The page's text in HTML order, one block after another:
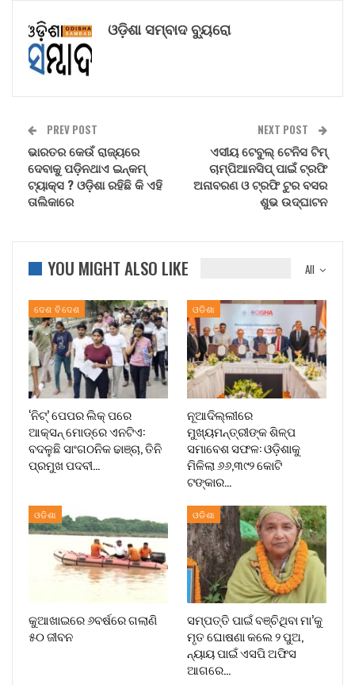
ଓଡ଼ିଶା ସମ୍ବାଦ ବ୍ୟୁରୋ
PREV POST
ଭାରତର କେଉଁ ରାଜ୍ୟରେ
ଦେବାକୁ ପଡ଼ିନଥାଏ ଇନ୍‌କମ୍
ଟ୍ୟାକ୍ସ ? ଓଡ଼ିଶା ରହିଛି କି ଏହି
ତାଲିକାରେ
NEXT POST
ଏସୀୟ ଟେବୁଲ୍ ଟେନିସ ଟିମ୍
ଚାମ୍ପିଆନସିପ୍ ପାଇଁ ଟ୍ରଫି
ଅନାବରଣ ଓ ଟ୍ରଫି ଟୁର ବସର
ଶୁଭ ଉଦ୍ଘାଟନ
All
YOU MIGHT ALSO LIKE
ଦେଶ ବିଦେଶ
‘ନିଟ୍’ ପେପର ଲିକ୍ ପରେ
ଆକ୍ସନ୍‌ ମୋଡ୍‌ରେ ଏନଟିଏ:
ବଦଳୁଛି ସାଂଗଠନିକ ଢାଞ୍ଚା, ତିନି
ପ୍ରମୁଖ ପଦବୀ…
ଓଡିଶା
ନୂଆଦିଲ୍ଲୀରେ
ମୁଖ୍ୟମନ୍ତ୍ରୀଙ୍କ ଶିଳ୍ପ
ସମାବେଶ ସଫଳ: ଓଡ଼ିଶାକୁ
ମିଳିଲା ୬୬,୩୯୨ କୋଟି
ଟଙ୍କାର…
ଓଡିଶା
କୁଆଖାଇରେ ୬ବର୍ଷରେ ଗଲାଣି
୫୦ ଜୀବନ
ଓଡିଶା
ସମ୍ପତ୍ତି ପାଇଁ ବଞ୍ଚିଥିବା ମା’କୁ
ମୃତ ଘୋଷଣା କଲେ ୨ ପୁଅ,
ନ୍ୟାୟ ପାଇଁ ଏସପି ଅଫିସ
ଆଗରେ…